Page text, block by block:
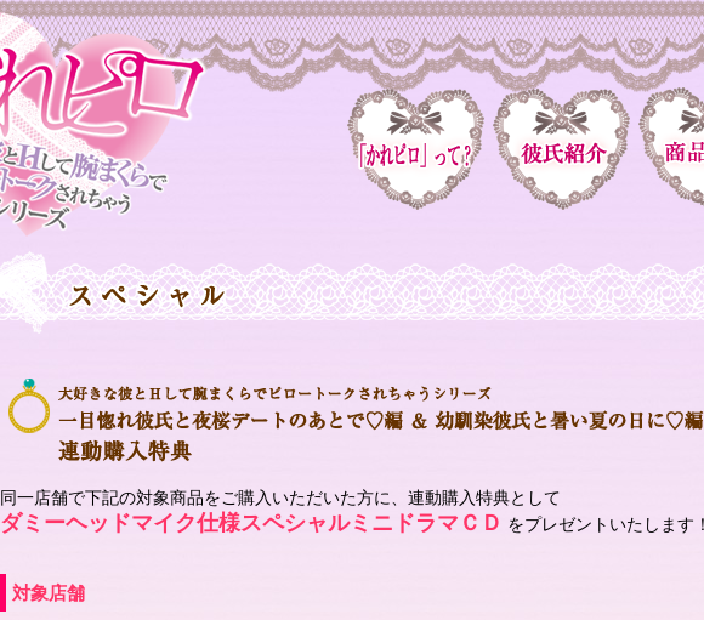
同一店舗で下記の対象商品をご購入いただいた方に、連動購入特典として
ダミーヘッドマイク仕様スペシャルミニドラマＣＤ をプレゼントいたします！
対象店舗